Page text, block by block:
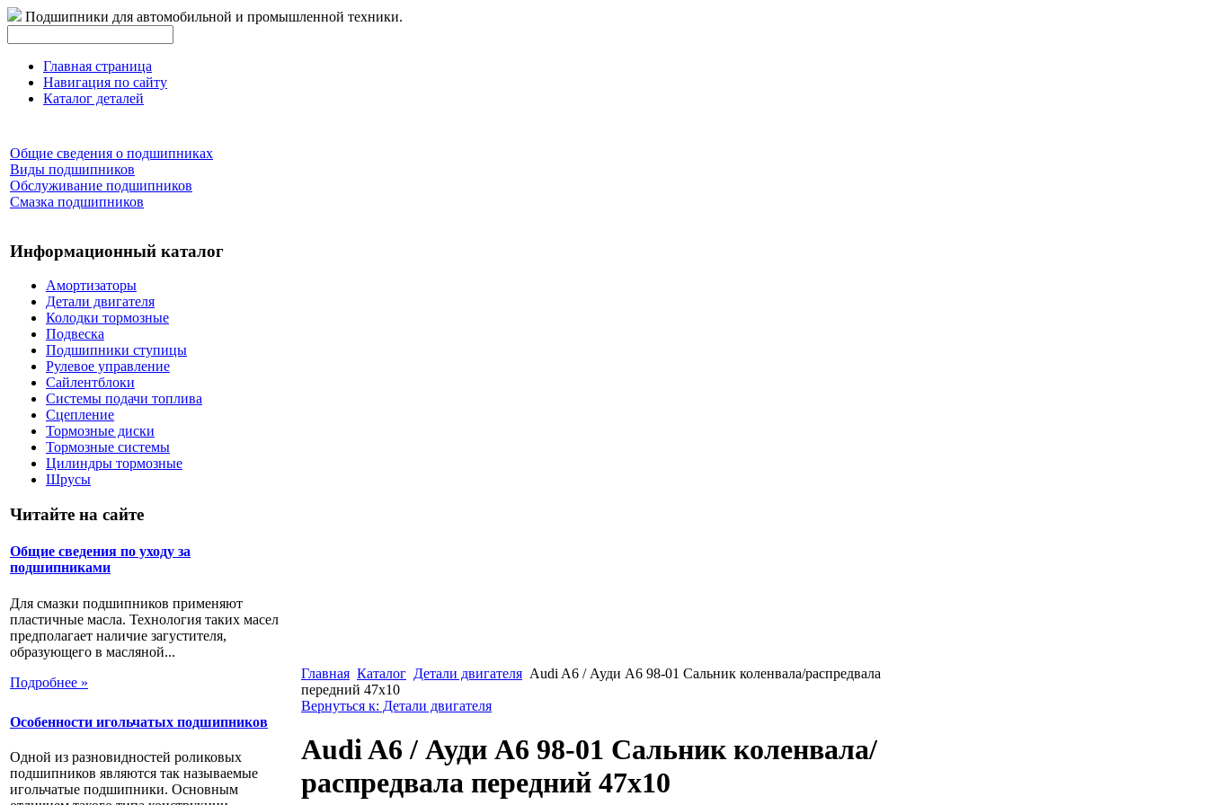
Подшипники для автомобильной и промышленной техники.
Главная страница
Навигация по сайту
Каталог деталей
Общие сведения о подшипниках
Виды подшипников
Обслуживание подшипников
Смазка подшипников
Информационный каталог
Амортизаторы
Детали двигателя
Колодки тормозные
Подвеска
Подшипники ступицы
Рулевое управление
Сайлентблоки
Системы подачи топлива
Сцепление
Тормозные диски
Тормозные системы
Цилиндры тормозные
Шрусы
Читайте на сайте
Общие сведения по уходу за
подшипниками
Для смазки подшипников применяют
пластичные масла. Технология таких масел
предполагает наличие загустителя,
образующего в масляной...
Подробнее »
Особенности игольчатых подшипников
Одной из разновидностей роликовых
подшипников являются так называемые
игольчатые подшипники. Основным
Главная Каталог Детали двигателя Audi A6 / Ауди А6 98-01 Сальник коленвала/распредвала
передний 47х10
Вернуться к: Детали двигателя
Audi A6 / Ауди А6 98-01 Сальник коленвала/
распредвала передний 47х10